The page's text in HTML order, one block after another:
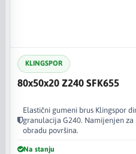
KLINGSPOR
80x50x20 Z240 SFK655
Elastični gumeni brus Klingspor
granulacija G240. Namijenjen
obradu površina.
Na stanju